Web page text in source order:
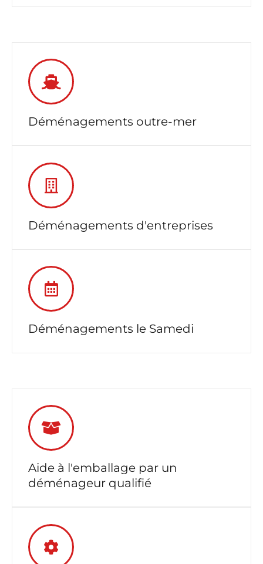
Déménagements outre-mer
Déménagements d'entreprises
Déménagements le Samedi
Aide à l'emballage par un
déménageur qualifié